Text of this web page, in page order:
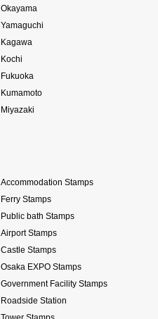
Okayama
Yamaguchi
Kagawa
Kochi
Fukuoka
Kumamoto
Miyazaki
Accommodation Stamps
Ferry Stamps
Public bath Stamps
Airport Stamps
Castle Stamps
Osaka EXPO Stamps
Government Facility Stamps
Roadside Station